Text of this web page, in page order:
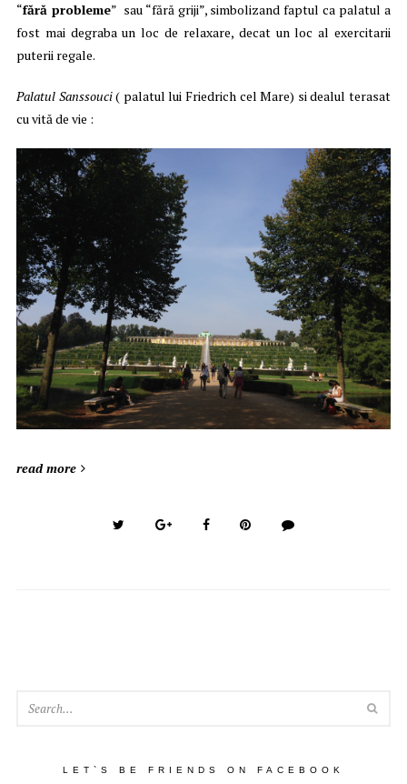
“fără probleme” sau “fără griji”, simbolizand faptul ca palatul a
fost mai degraba un loc de relaxare, decat un loc al exercitarii
puterii regale.
Palatul Sanssouci( palatul lui Friedrich cel Mare) si dealul terasat
cu vită de vie :
read more
LET`S BE FRIENDS ON FACEBOOK